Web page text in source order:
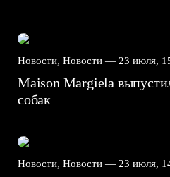
Новости, Новости — 23 июля,
Maison Margiela
собак
Новости, Новости — 23 июля,